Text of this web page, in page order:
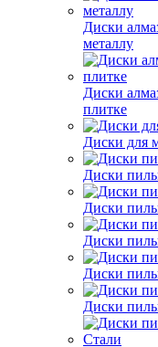
Диски
металлу
Диски
плитке
Диски
Диски
Диски
Диски
Диски
Диски